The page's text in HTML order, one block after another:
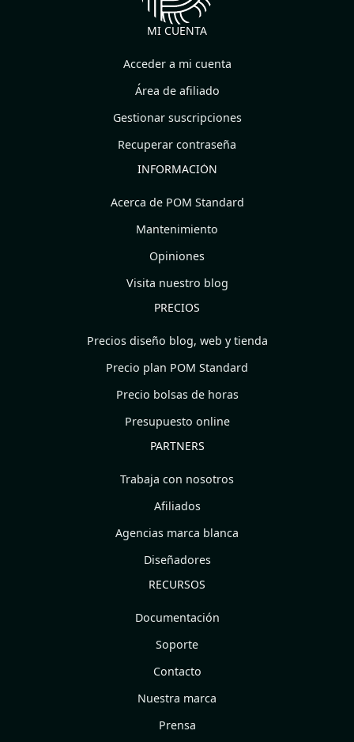
MI CUENTA
Acceder a mi cuenta
Área de afiliado
Gestionar suscripciones
Recuperar contraseña
INFORMACIÓN
Acerca de POM Standard
Mantenimiento
Opiniones
Visita nuestro blog
PRECIOS
Precios diseño blog, web y tienda
Precio plan POM Standard
Precio bolsas de horas
Presupuesto online
PARTNERS
Trabaja con nosotros
Afiliados
Agencias marca blanca
Diseñadores
RECURSOS
Documentación
Soporte
Contacto
Nuestra marca
Prensa